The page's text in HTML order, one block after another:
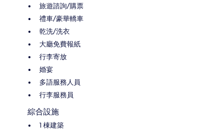
旅遊諮詢/購票
禮車/豪華轎車
乾洗/洗衣
大廳免費報紙
行李寄放
婚宴
多語服務人員
行李服務員
綜合設施
1 棟建築